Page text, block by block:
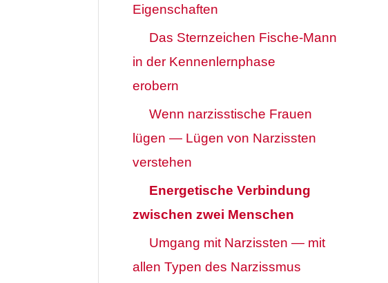
Eigenschaften
Das Sternzeichen Fische-Mann
in der Kennenlernphase
erobern
Wenn narzisstische Frauen
lügen — Lügen von Narzissten
verstehen
Energetische Verbindung
zwischen zwei Menschen
Umgang mit Narzissten — mit
allen Typen des Narzissmus